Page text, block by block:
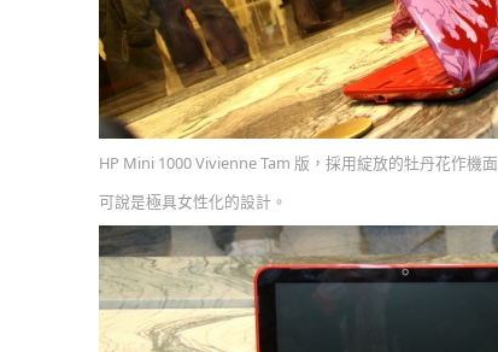
HP Mini 1000 Vivienne Tam 版，採用綻放的牡丹花作機
可說是極具女性化的設計。